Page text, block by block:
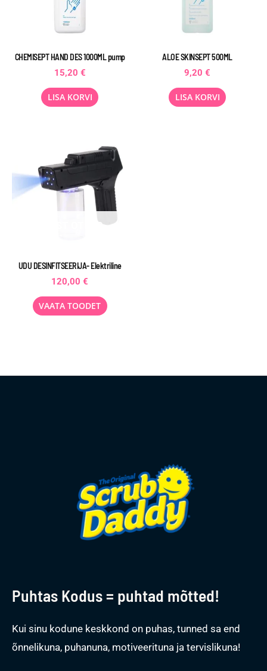
CHEMISEPT HAND DES 1000ML pump
15,20 €
LISA KORVI
ALOE SKINSEPT 500ML
9,20 €
LISA KORVI
LAOST OTSAS
UDU DESINFITSEERIJA- Elektriline
120,00 €
VAATA TOODET
Puhtas Kodus = puhtad mõtted!
Kui sinu kodune keskkond on puhas, tunned sa end
õnnelikuna, puhanuna, motiveerituna ja tervislikuna!